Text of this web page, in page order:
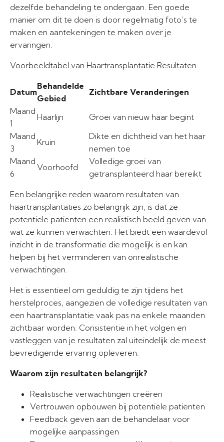
dezelfde behandeling te ondergaan. Een goede
manier om dit te doen is door regelmatig foto’s te
maken en aantekeningen te maken over je
ervaringen.
Voorbeeldtabel van Haartransplantatie Resultaten
Datum
Behandelde
Gebied
Zichtbare Veranderingen
Maand
1
Haarlijn
Groei van nieuw haar begint
Maand
3
Kruin
Dikte en dichtheid van het haar
nemen toe
Maand
6
Voorhoofd
Volledige groei van
getransplanteerd haar bereikt
Een belangrijke reden waarom resultaten van
haartransplantaties zo belangrijk zijn, is dat ze
potentiële patiënten een realistisch beeld geven van
wat ze kunnen verwachten. Het biedt een waardevol
inzicht in de transformatie die mogelijk is en kan
helpen bij het verminderen van onrealistische
verwachtingen.
Het is essentieel om geduldig te zijn tijdens het
herstelproces, aangezien de volledige resultaten van
een haartransplantatie vaak pas na enkele maanden
zichtbaar worden. Consistentie in het volgen en
vastleggen van je resultaten zal uiteindelijk de meest
bevredigende ervaring opleveren.
Waarom zijn resultaten belangrijk?
Realistische verwachtingen creëren
Vertrouwen opbouwen bij potentiële patiënten
Feedback geven aan de behandelaar voor
mogelijke aanpassingen